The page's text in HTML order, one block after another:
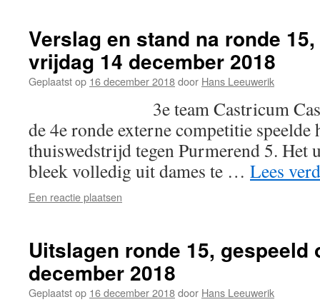
Verslag en stand na ronde
vrijdag 14 december 2018
Geplaatst op 16 december 2018door Hans Leeuwerik
3e team Castricum
de 4e ronde externe competitie speelde
thuiswedstrijd tegen Purmerend 5. Het
bleek volledig uit dames te … Lees
Een reactie plaatsen
Uitslagen ronde 15, gespeeld
december 2018
Geplaatst op 16 december 2018door Hans Leeuwerik